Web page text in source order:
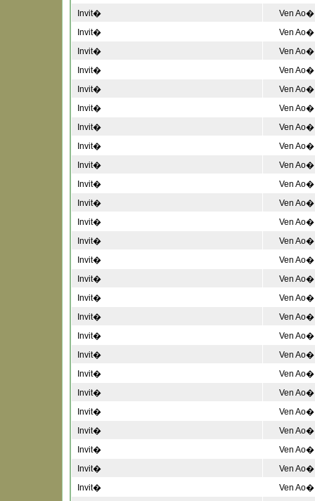
Invit�
Ven Ao�
Invit�
Ven Ao�
Invit�
Ven Ao�
Invit�
Ven Ao�
Invit�
Ven Ao�
Invit�
Ven Ao�
Invit�
Ven Ao�
Invit�
Ven Ao�
Invit�
Ven Ao�
Invit�
Ven Ao�
Invit�
Ven Ao�
Invit�
Ven Ao�
Invit�
Ven Ao�
Invit�
Ven Ao�
Invit�
Ven Ao�
Invit�
Ven Ao�
Invit�
Ven Ao�
Invit�
Ven Ao�
Invit�
Ven Ao�
Invit�
Ven Ao�
Invit�
Ven Ao�
Invit�
Ven Ao�
Invit�
Ven Ao�
Invit�
Ven Ao�
Invit�
Ven Ao�
Invit�
Ven Ao�